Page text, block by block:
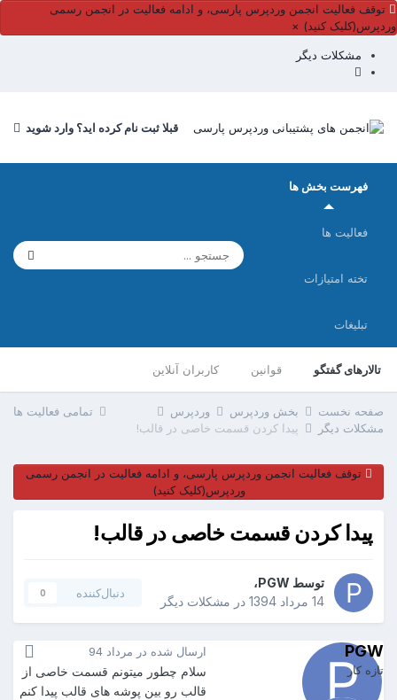
توقف فعالیت انجمن وردپرس پارسی، و ادامه فعالیت در انجمن رسمی
وردپرس(کلیک کنید) ×
مشکلات دیگر
قبلا ثبت نام کرده اید؟ وارد شوید
فهرست بخش ها
تالارهای گفتگو قوانین کاربران آنلاین
فعالیت ها
تخته امتیازات
تبلیغات
تمامی فعالیت ها صفحه نخست بخش وردپرس
وردپرس
مشکلات دیگر
پیدا کردن قسمت خاصی در قالب!
توقف فعالیت انجمن وردپرس پارسی، و ادامه فعالیت در انجمن رسمی
وردپرس(کلیک کنید)
پیدا کردن قسمت خاصی در قالب!
توسط PGW،
14 مرداد 1394
در مشکلات دیگر
دنبال‌کننده 0
PGW
تازه کار
ارسال شده در مرداد 94
سلام چطور میتونم قسمت خاصی از
قالب رو بین پوشه های قالب پیدا کنم